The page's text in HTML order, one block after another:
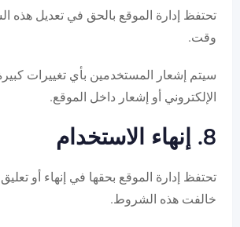
تحتفظ إدارة الموقع بالحق في تعديل
وقت.
سيتم إشعار المستخدمين بأي تغييرات
الإلكتروني أو إشعار داخل الموقع.
8. إنهاء الاستخدام
تحتفظ إدارة الموقع بحقها في إنهاء أو
خالفت هذه الشروط.